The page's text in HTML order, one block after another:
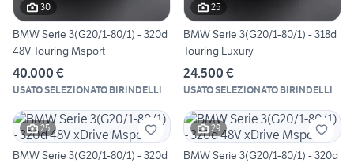
30
BMW Serie 3(G20/1-80/1) - 320d
48V Touring Msport
40.000 €
USATO SELEZIONATO BIRINDELLI
25
BMW Serie 3(G20/1-80/1) - 318d
Touring Luxury
24.500 €
USATO SELEZIONATO BIRINDELLI
25
BMW Serie 3(G20/1-80/1) - 320d
29
BMW Serie 3(G20/1-80/1) - 320d